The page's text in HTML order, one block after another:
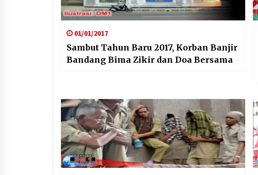
01/01/2017
Sambut Tahun Baru 2017, Korban Banjir
Bandang Bima Zikir dan Doa Bersama